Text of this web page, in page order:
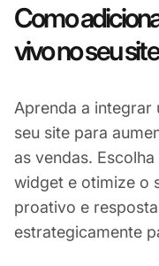
Como
vivo no seu site
Aprenda a
seu site para
as vendas.
widget e otimize o
proativo e
estrategicamente